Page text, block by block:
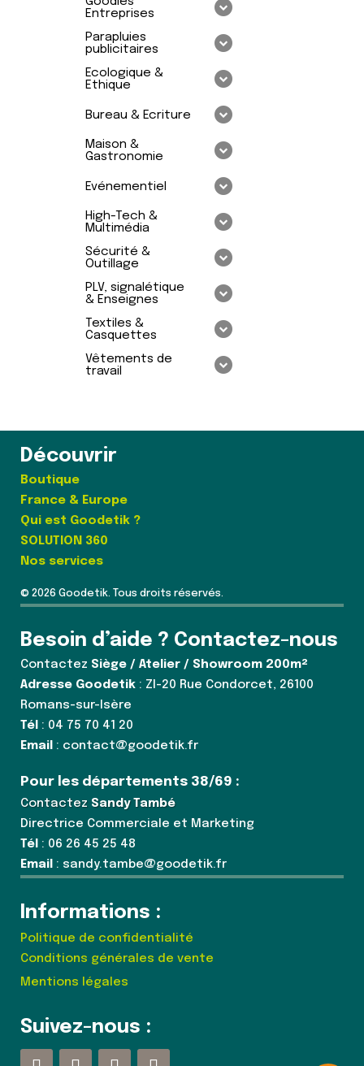
Entreprises
Parapluies
publicitaires
Ecologique &
Ethique
Bureau & Ecriture
Maison &
Gastronomie
Evénementiel
High-Tech &
Multimédia
Sécurité &
Outillage
PLV, signalétique
& Enseignes
Textiles &
Casquettes
Vêtements de
travail
Découvrir
Boutique
France & Europe
Qui est Goodetik ?
SOLUTION 360
Nos services
© 2026 Goodetik. Tous droits réservés.
Besoin d’aide ? Contactez-nous
Contactez Siège / Atelier / Showroom 200m²
Adresse Goodetik: ZI-20 Rue Condorcet, 26100
Romans-sur-Isère
Tél: 04 75 70 41 20
Email: contact@goodetik.fr
Pour les départements 38/69 :
Contactez Sandy També
Directrice Commerciale et Marketing
Tél: 06 26 45 25 48
Email: sandy.tambe@goodetik.fr
Informations :
Politique de confidentialité
Conditions générales de vente
Mentions légales
Suivez-nous :